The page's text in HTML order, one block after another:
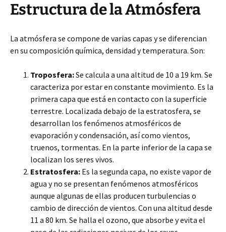
Estructura de la Atmósfera
La atmósfera se compone de varias capas y se diferencian
en su composición química, densidad y temperatura. Son:
Troposfera:Se calcula a una altitud de 10 a 19 km. Se
caracteriza por estar en constante movimiento. Es la
primera capa que está en contacto con la superficie
terrestre. Localizada debajo de la estratosfera, se
desarrollan los fenómenos atmosféricos de
evaporación y condensación, así como vientos,
truenos, tormentas. En la parte inferior de la capa se
localizan los seres vivos.
Estratosfera: Es la segunda capa, no existe vapor de
agua y no se presentan fenómenos atmosféricos
aunque algunas de ellas producen turbulencias o
cambio de dirección de vientos. Con una altitud desde
11 a 80 km. Se halla el ozono, que absorbe y evita el